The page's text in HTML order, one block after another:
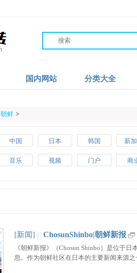
国内网站 分类大全
朝鲜 >
中国 日本 韩国 新
伊朗 阿联酋 阿富汗 英
音乐 视频 门户 商
[新闻] | ChosunShinbo|朝鲜新报
《朝鲜新报》（Chosun Shinbo）是位于
息。作为朝鲜社区在日本的主要新闻来源